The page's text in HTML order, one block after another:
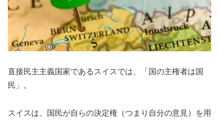
直接民主主義国家であるスイスでは、「国の主権者は国
民」。
スイスは、国民が自らの決定権（つまり自分の意見）を用